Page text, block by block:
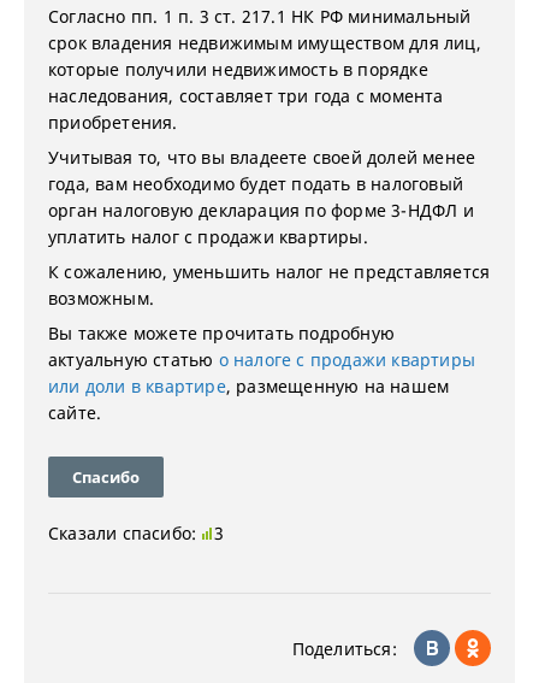
Согласно пп. 1 п. 3 ст. 217.1 НК РФ минимальный
срок владения недвижимым имуществом для лиц,
которые получили недвижимость в порядке
наследования, составляет три года с момента
приобретения.
Учитывая то, что вы владеете своей долей менее
года, вам необходимо будет подать в налоговый
орган налоговую декларация по форме 3-НДФЛ и
уплатить налог с продажи квартиры.
К сожалению, уменьшить налог не представляется
возможным.
Вы также можете прочитать подробную
актуальную статью о налоге с продажи квартиры
или доли в квартире, размещенную на нашем
сайте.
Спасибо
Сказали спасибо: 3
Поделиться: